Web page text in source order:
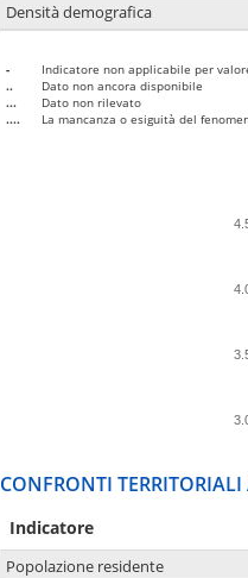
Densità demografica
-
Indicatore non applicabile per
..
Dato non ancora disponibile
...
Dato non rilevato
....
La mancanza o esiguità del
CONFRONTI TERRITORIALI
Indicatore
Popolazione residente